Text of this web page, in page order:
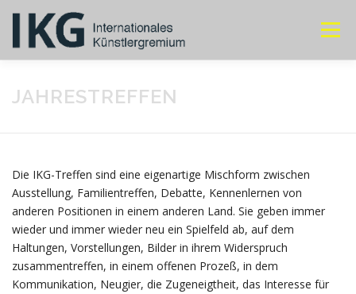
springen
Menü
ÜBER IKG JAHRESTREFFEN
JAHRESTREFFEN
Die IKG-Treffen sind eine eigenartige Mischform zwischen
Ausstellung, Familientreffen, Debatte, Kennenlernen von
anderen Positionen in einem anderen Land. Sie geben immer
wieder und immer wieder neu ein Spielfeld ab, auf dem
Haltungen, Vorstellungen, Bilder in ihrem Widerspruch
zusammentreffen, in einem offenen Prozeß, in dem
Kommunikation, Neugier, die Zugeneigtheit, das Interesse für